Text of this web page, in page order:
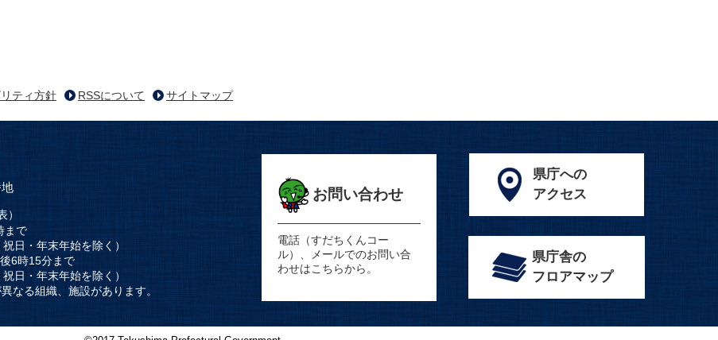
ティ方針 RSSについて サイトマップ
まで
日・年末年始を除く）
6時15分まで
日・年末年始を除く）
なる組織、施設があります。
お問い合わせ
電話（すだちくんコー
ル）、メールでのお問い合
わせはこちらから。
県庁への
アクセス
県庁舎の
フロアマップ